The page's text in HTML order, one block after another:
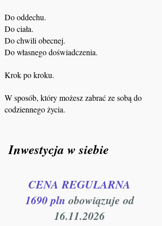
Do oddechu.
Do ciała.
Do chwili obecnej.
Do własnego doświadczenia.
Krok po kroku.
W sposób, który możesz zabrać ze sobą do
codziennego życia.
Inwestycja w siebie
CENA REGULARNA
1690 pln obowiązuje od
16.11.2026